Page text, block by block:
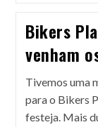
Bikers
venham
Tivemos uma
para o Bikers
festeja. Mais